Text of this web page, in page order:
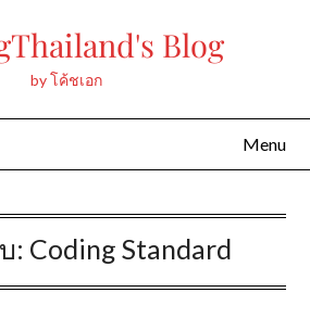
Blog
by โค้ชเอก
Menu
: Coding Standard